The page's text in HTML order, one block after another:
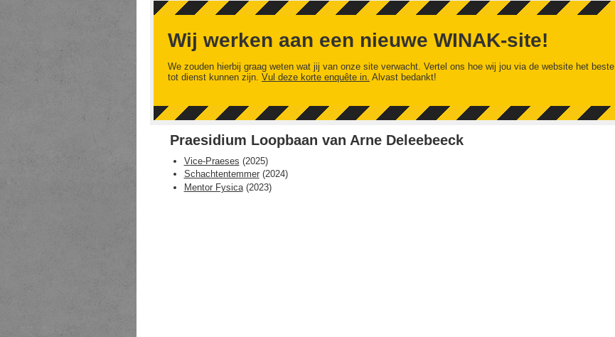
Wij werken aan een nieuwe WINAK-site!
We zouden hierbij graag weten wat jij van onze site verwacht. Vertel ons hoe wij jou via de website het beste
tot dienst kunnen zijn. Vul deze korte enquête in. Alvast bedankt!
Praesidium Loopbaan van Arne Deleebeeck
Vice-Praeses (2025)
Schachtentemmer(2024)
Mentor Fysica(2023)